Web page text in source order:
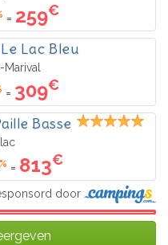
= 259€
Lac Bleu
Marival
= 309€
Basse
= 813€
door